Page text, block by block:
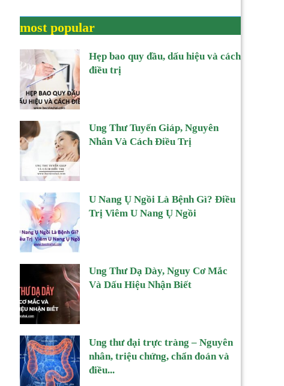
most popular
Hẹp bao quy đầu, dấu hiệu và cách
điều trị
Ung Thư Tuyến Giáp, Nguyên
Nhân Và Cách Điều Trị
U Nang Ụ Ngồi Là Bệnh Gì? Điều
Trị Viêm U Nang Ụ Ngồi
Ung Thư Dạ Dày, Nguy Cơ Mắc
Và Dấu Hiệu Nhận Biết
Ung thư đại trực tràng – Nguyên
nhân, triệu chứng, chẩn đoán và
điều...